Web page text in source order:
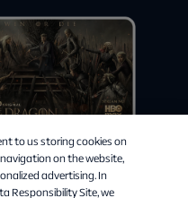
to us storing cookies on
on the website,
advertising. In
Responsibility Site, we